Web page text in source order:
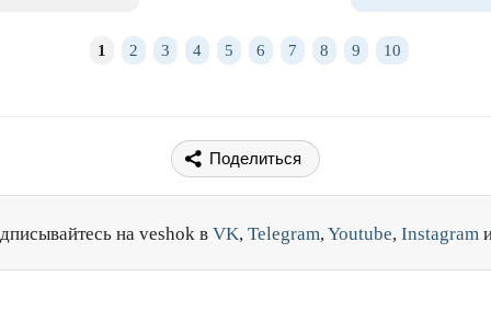
1 2 3 4 5 6 7 8 9 10
Поделиться
на veshok в VK, Telegram,Youtube, Instagram